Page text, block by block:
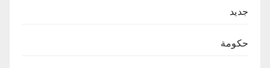
جديد
حكومة